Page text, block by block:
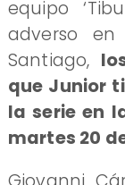
equipo
adverso
Santiago,
que Junior
la serie en
martes 20